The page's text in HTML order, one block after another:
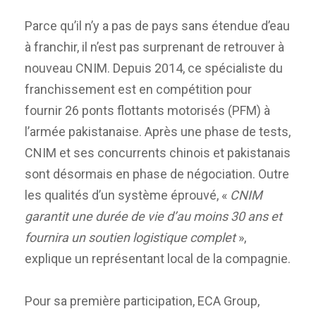
Parce qu’il n’y a pas de pays sans étendue d’eau
à franchir, il n’est pas surprenant de retrouver à
nouveau CNIM. Depuis 2014, ce spécialiste du
franchissement est en compétition pour
fournir 26 ponts flottants motorisés (PFM) à
l’armée pakistanaise. Après une phase de tests,
CNIM et ses concurrents chinois et pakistanais
sont désormais en phase de négociation. Outre
les qualités d’un système éprouvé, « CNIM
garantit une durée de vie d’au moins 30 ans et
fournira un soutien logistique complet»,
explique un représentant local de la compagnie.
Pour sa première participation, ECA Group,